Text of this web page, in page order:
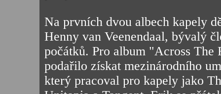
Na prvních dvou albech kapely
Henny van Veenendaal, bývalý
počátků. Pro album "Across The
podařilo získat mezinárodního
který pracoval pro kapely jako